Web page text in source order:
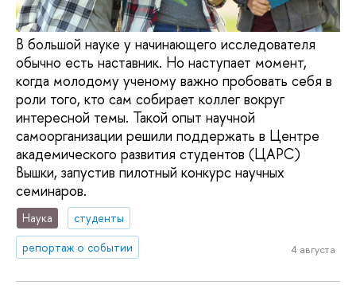
В большой науке у начинающего исследователя
обычно есть наставник. Но наступает момент,
когда молодому ученому важно пробовать себя в
роли того, кто сам собирает коллег вокруг
интересной темы. Такой опыт научной
самоорганизации решили поддержать в Центре
академического развития студентов (ЦАРС)
Вышки, запустив пилотный конкурс научных
семинаров.
Наука
студенты
репортаж о событии
4 августа